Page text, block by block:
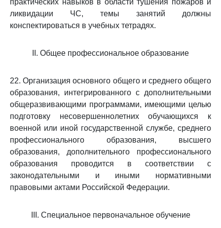
практических навыков в области тушения пожаров и
ликвидации ЧС, темы занятий должны
конспектироваться в учебных тетрадях.
II. Общее профессиональное образование
22. Организация основного общего и среднего общего
образования, интегрированного с дополнительными
общеразвивающими программами, имеющими целью
подготовку несовершеннолетних обучающихся к
военной или иной государственной службе, среднего
профессионального образования, высшего
образования, дополнительного профессионального
образования проводится в соответствии с
законодательными и иными нормативными
правовыми актами Российской Федерации.
III. Специальное первоначальное обучение